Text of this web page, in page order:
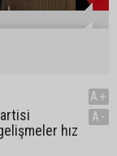
hız
A+
A-